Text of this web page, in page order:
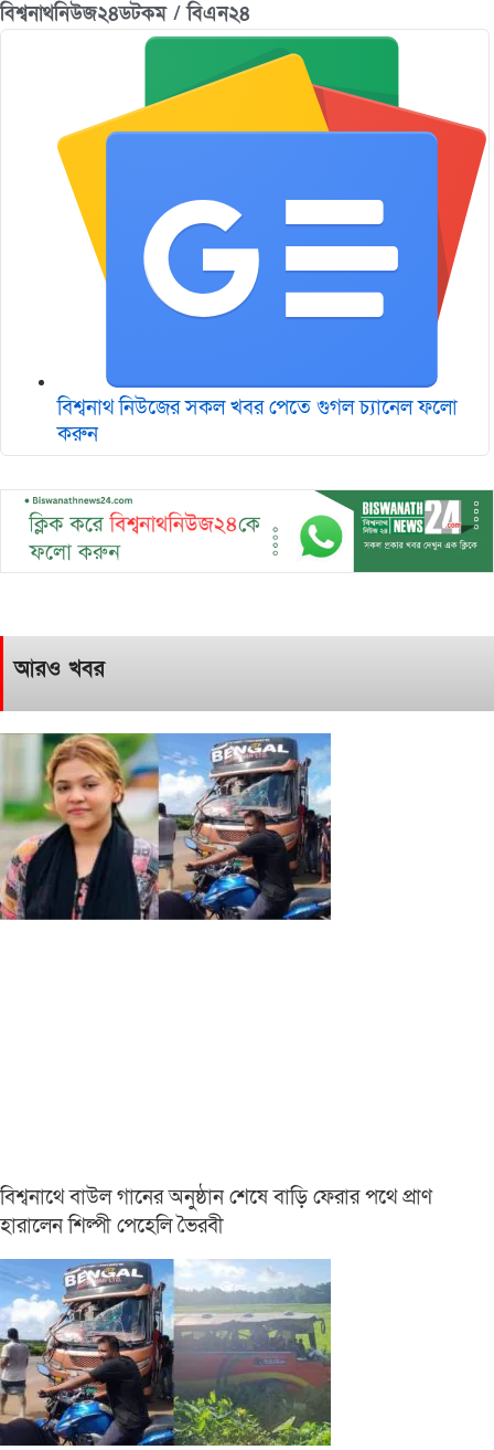
বিশ্বনাথনিউজ২৪ডটকম / বিএন২৪
বিশ্বনাথ নিউজের সকল খবর পেতে গুগল চ‌্যানেল ফলো
করুন
আরও খবর
বিশ্বনাথে বাউল গানের অনুষ্ঠান শেষে বাড়ি ফেরার পথে প্রাণ
হারালেন শিল্পী পেহেলি ভৈরবী